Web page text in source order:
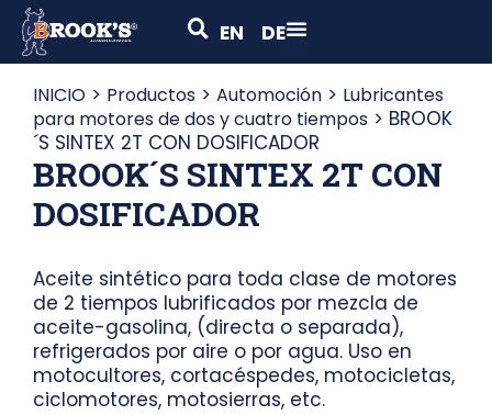
EN DE
INICIO > Productos > Automoción > Lubricantes
para motores de dos y cuatro tiempos > BROOK
´S SINTEX 2T CON DOSIFICADOR
BROOK´S SINTEX 2T CON
DOSIFICADOR
Aceite sintético para toda clase de motores
de 2 tiempos lubrificados por mezcla de
aceite-gasolina, (directa o separada),
refrigerados por aire o por agua. Uso en
motocultores, cortacéspedes, motocicletas,
ciclomotores, motosierras, etc.